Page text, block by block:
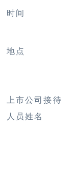
时间
地点
上市公司接待
人员姓名